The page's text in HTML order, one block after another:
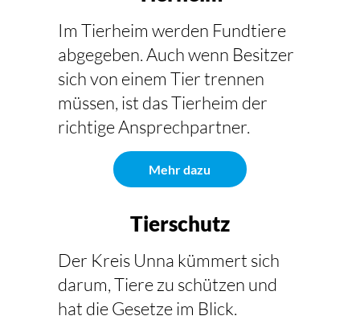
Im Tierheim werden Fundtiere
abgegeben. Auch wenn Besitzer
sich von einem Tier trennen
müssen, ist das Tierheim der
richtige Ansprechpartner.
Mehr dazu
Tierschutz
Der Kreis Unna kümmert sich
darum, Tiere zu schützen und
hat die Gesetze im Blick.